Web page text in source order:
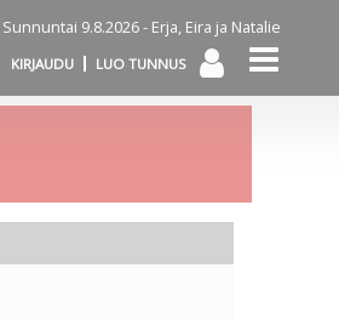
Sunnuntai 9.8.2026 - Erja, Eira ja Natalie
KIRJAUDU LUO TUNNUS